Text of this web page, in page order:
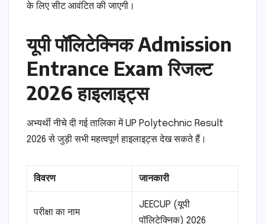
के लिए सीट आवंटित की जाएगी।
यूपी पॉलिटेक्निक Admission
Entrance Exam रिजल्ट
2026 हाइलाइट्स
अभ्यर्थी नीचे दी गई तालिका में UP Polytechnic Result
2026 से जुड़ी सभी महत्वपूर्ण हाइलाइट्स देख सकते हैं।
विवरण जानकारी
परीक्षा का नाम
JEECUP (यूपी
पॉलिटेक्निक) 2026